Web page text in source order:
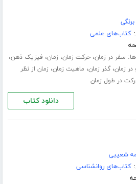
کتاب‌های علمی
سفر در زمان،حرکت زمان، زمان، فیزیک ذهن،
زمان،گذر زمان، ماهیت زمان، زمان از نظر
در طول زمان
دانلود کتاب
شعیبی
کتاب‌های روانشناسی